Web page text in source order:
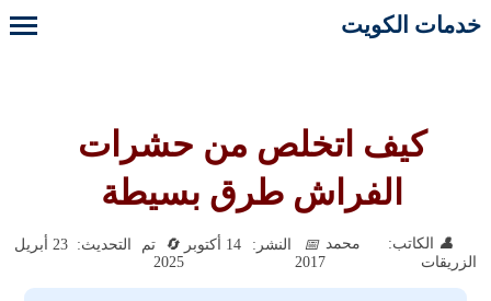
خدمات الكويت
كيف اتخلص من حشرات
الفراش طرق بسيطة
الكاتب: محمد
الزريقات
النشر: 14 أكتوبر
2017
تم التحديث: 23 أبريل
2025